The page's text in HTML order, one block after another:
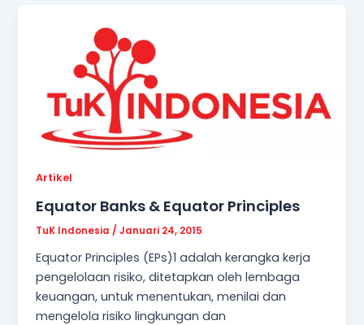
Artikel
Equator Banks & Equator Principles
TuK Indonesia /Januari 24, 2015
Equator Principles (EPs)1 adalah kerangka kerja
pengelolaan risiko, ditetapkan oleh lembaga
keuangan, untuk menentukan, menilai dan
mengelola risiko lingkungan dan